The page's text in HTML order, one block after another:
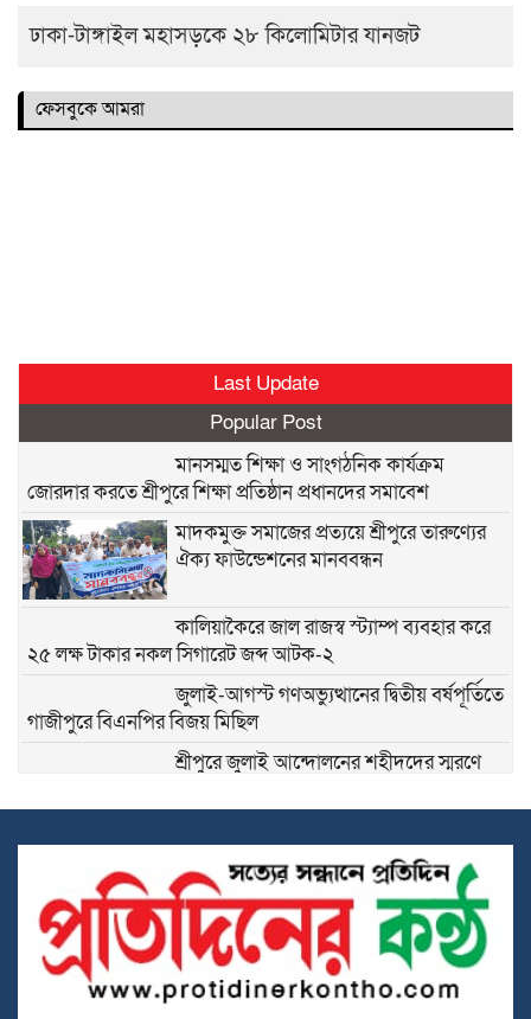
ঢাকা-টাঙ্গাইল মহাসড়কে ২৮ কিলোমিটার যানজট
ফেসবুকে আমরা
Last Update
Popular Post
মানসম্মত শিক্ষা ও সাংগঠনিক কার্যক্রম
জোরদার করতে শ্রীপুরে শিক্ষা প্রতিষ্ঠান প্রধানদের সমাবেশ
মাদকমুক্ত সমাজের প্রত্যয়ে শ্রীপুরে তারুণ্যের
ঐক্য ফাউন্ডেশনের মানববন্ধন
কালিয়াকৈরে জাল রাজস্ব স্ট্যাম্প ব্যবহার করে
২৫ লক্ষ টাকার নকল সিগারেট জব্দ আটক-২
জুলাই-আগস্ট গণঅভ্যুত্থানের দ্বিতীয় বর্ষপূর্তিতে
গাজীপুরে বিএনপির বিজয় মিছিল
শ্রীপুরে জুলাই আন্দোলনের শহীদদের স্মরণে
প্রক্রিয়ার স্বচ্ছতা নিয়ে প্রশ্ন
শ্রীপুরে জমি দখলকে কেন্দ্র করে সংঘর্ষ, নারীসহ
আহত- ৫